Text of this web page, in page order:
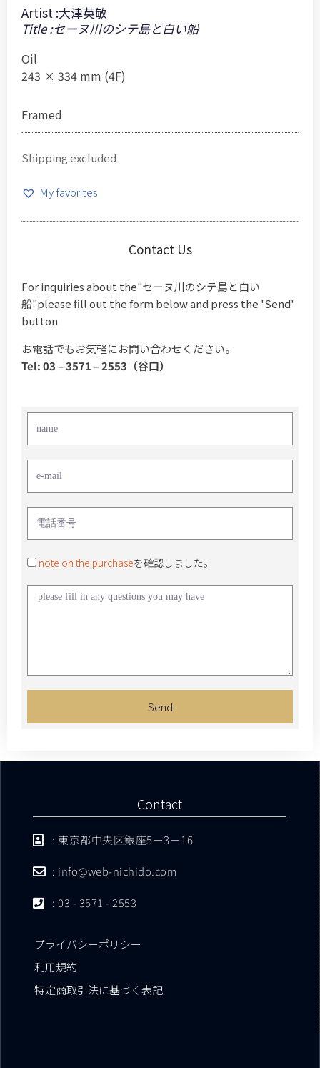
Artist :大津英敏
Title :セーヌ川のシテ島と白い船
Oil
243 × 334 mm (4F)
Framed
Shipping excluded
My favorites
Contact Us
For inquiries about the"セーヌ川のシテ島と白い
船"please fill out the form below and press the 'Send'
button
お電話でもお気軽にお問い合わせください。
Tel: 03 – 3571 – 2553（谷口）
note on the purchaseを確認しました。
Send
Contact
: 東京都中央区銀座5－3－16
: info@web-nichido.com
: 03 - 3571 - 2553
プライバシーポリシー
利用規約
特定商取引法に基づく表記